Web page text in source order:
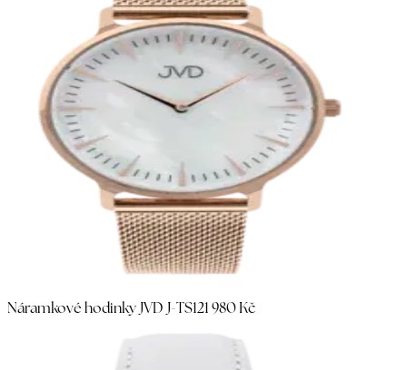
Náramkové hodinky JVD J-TS121 980 Kč